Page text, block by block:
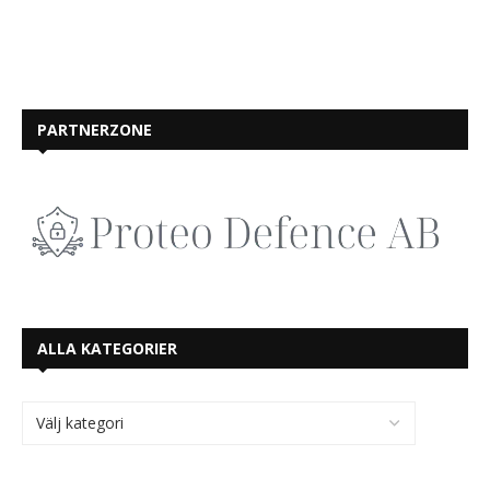
PARTNERZONE
ALLA KATEGORIER